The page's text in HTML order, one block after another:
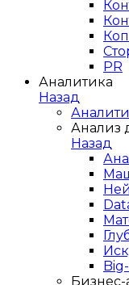
PR
Аналитика
Назад
Анализ
Назад
Бизнес-